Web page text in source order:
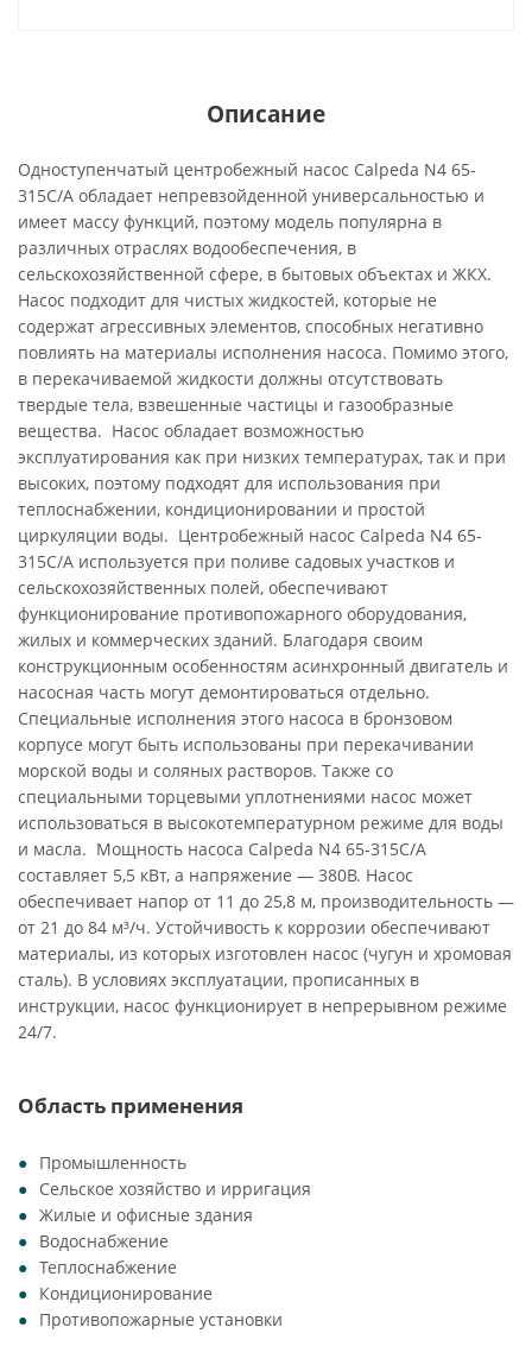
Описание
Одноступенчатый центробежный насос Calpeda N4 65-
315C/A обладает непревзойденной универсальностью и
имеет массу функций, поэтому модель популярна в
различных отраслях водообеспечения, в
сельскохозяйственной сфере, в бытовых объектах и ЖКХ.
Насос подходит для чистых жидкостей, которые не
содержат агрессивных элементов, способных негативно
повлиять на материалы исполнения насоса. Помимо этого,
в перекачиваемой жидкости должны отсутствовать
твердые тела, взвешенные частицы и газообразные
вещества. Насос обладает возможностью
эксплуатирования как при низких температурах, так и при
высоких, поэтому подходят для использования при
теплоснабжении, кондиционировании и простой
циркуляции воды. Центробежный насос Calpeda N4 65-
315C/A используется при поливе садовых участков и
сельскохозяйственных полей, обеспечивают
функционирование противопожарного оборудования,
жилых и коммерческих зданий. Благодаря своим
конструкционным особенностям асинхронный двигатель и
насосная часть могут демонтироваться отдельно.
Специальные исполнения этого насоса в бронзовом
корпусе могут быть использованы при перекачивании
морской воды и соляных растворов. Также со
специальными торцевыми уплотнениями насос может
использоваться в высокотемпературном режиме для воды
и масла. Мощность насоса Calpeda N4 65-315C/A
составляет 5,5 кВт, а напряжение — 380В. Насос
обеспечивает напор от 11 до 25,8 м, производительность —
от 21 до 84 м³/ч. Устойчивость к коррозии обеспечивают
материалы, из которых изготовлен насос (чугун и хромовая
сталь). В условиях эксплуатации, прописанных в
инструкции, насос функционирует в непрерывном режиме
24/7.
Область применения
Промышленность
Сельское хозяйство и ирригация
Жилые и офисные здания
Водоснабжение
Теплоснабжение
Кондиционирование
Противопожарные установки